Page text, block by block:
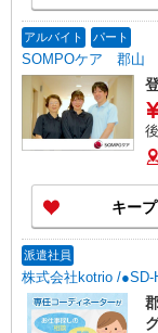
アルバイト パート
SOMPOケア 郡山
後】 時給1,360円〜
キープ
派遣社員
株式会社kotrio /●SD-